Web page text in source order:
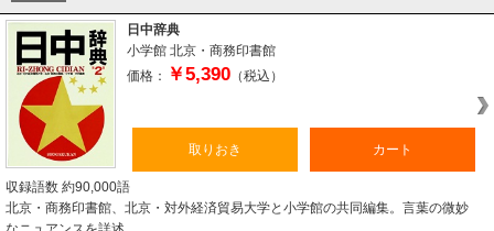
日中辞典
小学館 北京・商務印書館
価格：
￥5,390 （税込）
取りおき カート
収録語数 約90,000語
北京・商務印書館、北京・対外経済貿易大学と小学館の共同編集。言葉の微妙